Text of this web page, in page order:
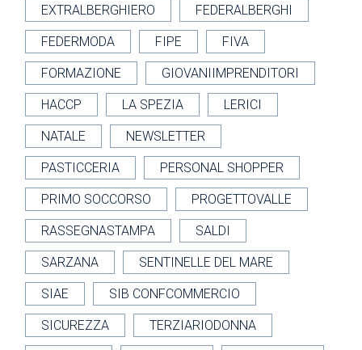
EXTRALBERGHIERO FEDERALBERGHI
FEDERMODA FIPE FIVA
FORMAZIONE GIOVANIIMPRENDITORI
HACCP LA SPEZIA LERICI
NATALE NEWSLETTER
PASTICCERIA PERSONAL SHOPPER
PRIMO SOCCORSO PROGETTOVALLE
RASSEGNASTAMPA SALDI
SARZANA SENTINELLE DEL MARE
SIAE SIB CONFCOMMERCIO
SICUREZZA TERZIARIODONNA